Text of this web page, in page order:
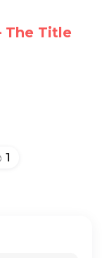
The Title
1